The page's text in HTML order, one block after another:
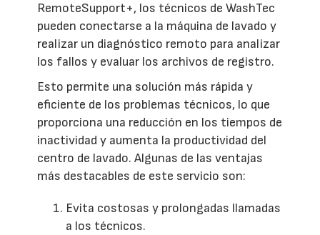
RemoteSupport+, los técnicos de WashTec
pueden conectarse a la máquina de lavado y
realizar un diagnóstico remoto para analizar
los fallos y evaluar los archivos de registro.
Esto permite una solución más rápida y
eficiente de los problemas técnicos, lo que
proporciona una reducción en los tiempos de
inactividad y aumenta la productividad del
centro de lavado. Algunas de las ventajas
más destacables de este servicio son:
Evita costosas y prolongadas llamadas
a los técnicos.